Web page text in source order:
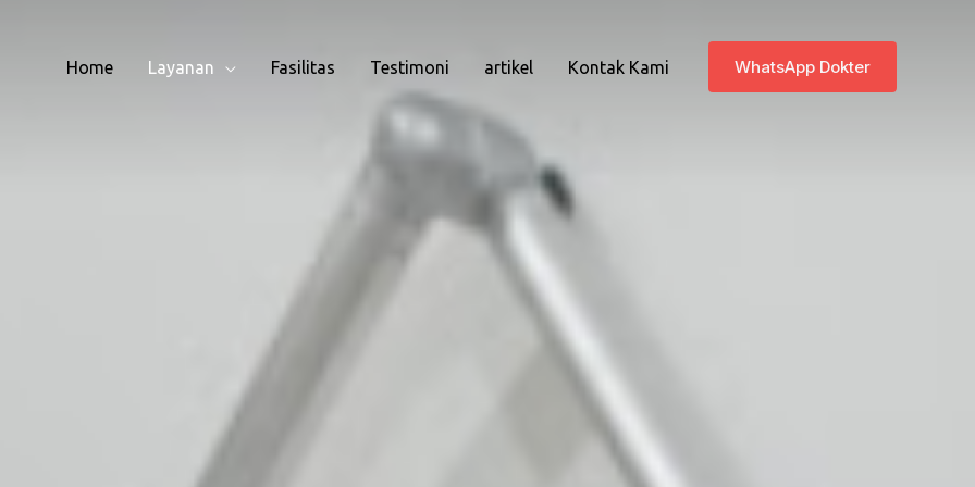
Home Layanan Fasilitas Testimoni artikel Kontak Kami WhatsApp Dokter